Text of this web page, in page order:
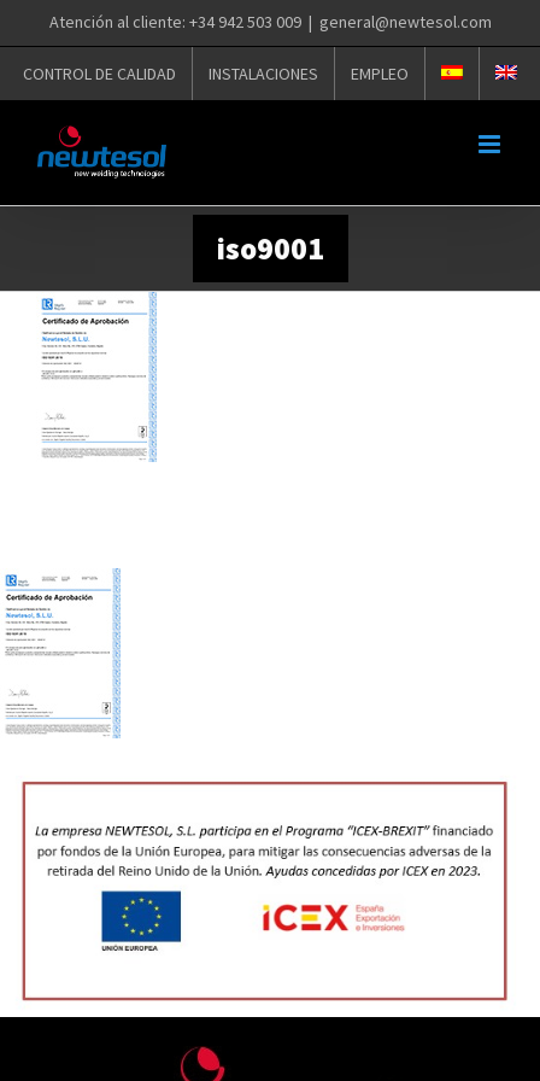
contenido
Atención al cliente: +34 942 503 009 | general@newtesol.com
CONTROL DE CALIDAD INSTALACIONES EMPLEO
iso9001